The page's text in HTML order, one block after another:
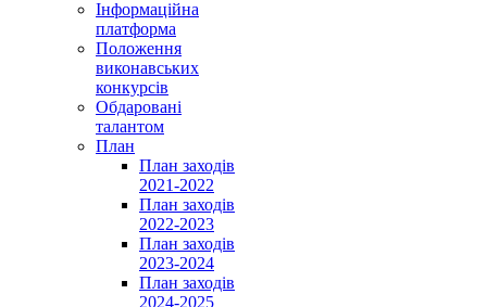
Інформаційна
платформа
Положення
виконавських
конкурсів
Обдаровані
талантом
План
План заходів
2021-2022
План заходів
2022-2023
План заходів
2023-2024
План заходів
2024-2025